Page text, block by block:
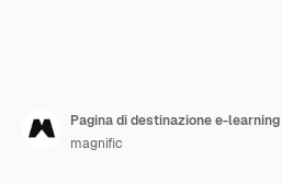
Pagina di destinazione e-
magnific